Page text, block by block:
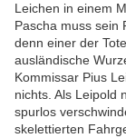
Leichen in einem
Pascha muss sein
denn einer der
ausländische
Kommissar Pius
nichts. Als Leipold
spurlos
skelettierten